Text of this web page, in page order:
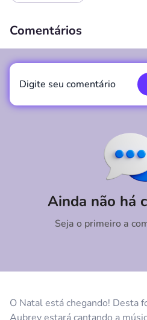
O Natal está chegando! Desta
Comentários
Ainda não há
Seja o primeiro a
Digite seu comentário